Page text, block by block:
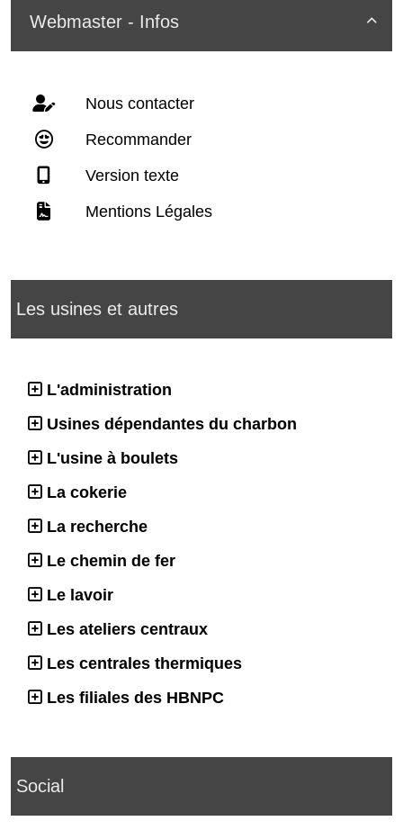

Webmaster - Infos
Nous contacter
Recommander
Version texte
Mentions Légales
Les usines et autres
L'administration
Usines dépendantes du charbon
L'usine à boulets
La cokerie
La recherche
Le chemin de fer
Le lavoir
Les ateliers centraux
Les centrales thermiques
Les filiales des HBNPC
Social